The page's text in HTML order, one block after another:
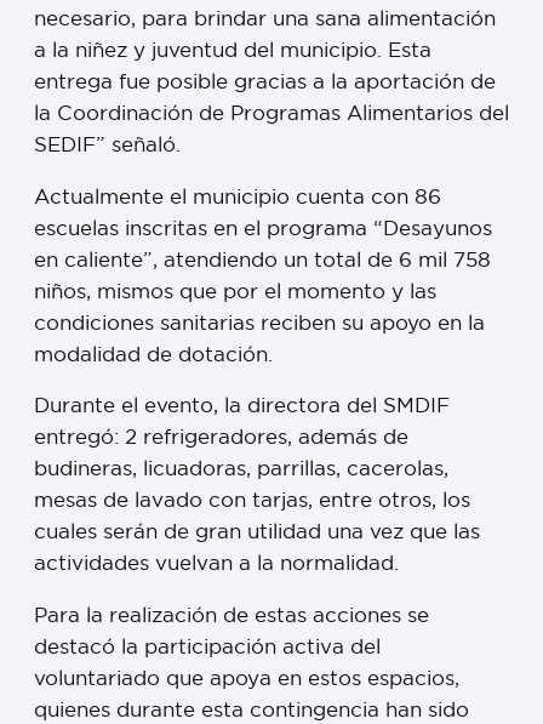
necesario, para brindar una sana alimentación
a la niñez y juventud del municipio. Esta
entrega fue posible gracias a la aportación de
la Coordinación de Programas Alimentarios del
SEDIF” señaló.
Actualmente el municipio cuenta con 86
escuelas inscritas en el programa “Desayunos
en caliente”, atendiendo un total de 6 mil 758
niños, mismos que por el momento y las
condiciones sanitarias reciben su apoyo en la
modalidad de dotación.
Durante el evento, la directora del SMDIF
entregó: 2 refrigeradores, además de
budineras, licuadoras, parrillas, cacerolas,
mesas de lavado con tarjas, entre otros, los
cuales serán de gran utilidad una vez que las
actividades vuelvan a la normalidad.
Para la realización de estas acciones se
destacó la participación activa del
voluntariado que apoya en estos espacios,
quienes durante esta contingencia han sido